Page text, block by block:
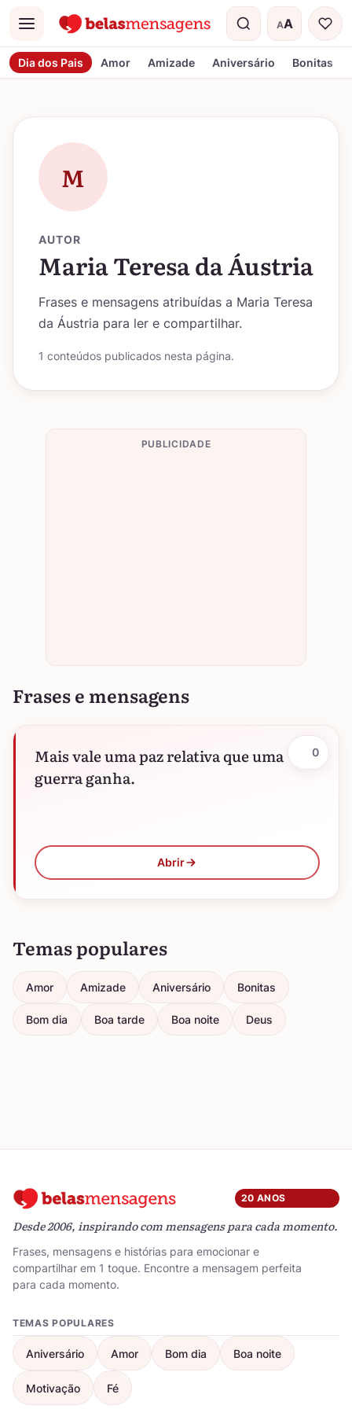
Menu AA
Tamanho do
Dia dos Pais Amor Amizade Aniversário Bonitas
M
AUTOR
Maria Teresa da Áustria
Frases e mensagens atribuídas a Maria Teresa
da Áustria para ler e compartilhar.
1 conteúdos publicados nesta página.
PUBLICIDADE
Frases e mensagens
Mais vale uma paz relativa que uma
guerra ganha.
Abrir
0
Temas populares
Amor Amizade Aniversário Bonitas
Bom dia Boa tarde Boa noite Deus
20 ANOS
Desde 2006, inspirando com mensagens para cada momento.
Frases, mensagens e histórias para emocionar e
compartilhar em 1 toque. Encontre a mensagem perfeita
para cada momento.
TEMAS POPULARES
Aniversário Amor Bom dia Boa noite
Motivação Fé